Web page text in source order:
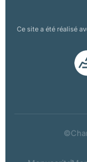
Ce site a été réalisé